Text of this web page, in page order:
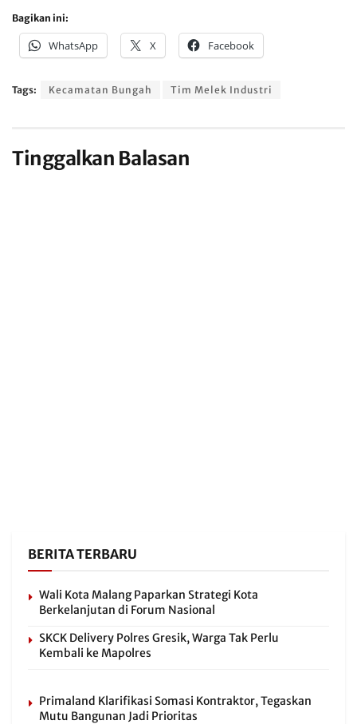
Bagikan ini:
WhatsApp X Facebook
Tags: Kecamatan Bungah Tim Melek Industri
Tinggalkan Balasan
BERITA TERBARU
Wali Kota Malang Paparkan Strategi Kota
Berkelanjutan di Forum Nasional
SKCK Delivery Polres Gresik, Warga Tak Perlu
Kembali ke Mapolres
Primaland Klarifikasi Somasi Kontraktor, Tegaskan
Mutu Bangunan Jadi Prioritas